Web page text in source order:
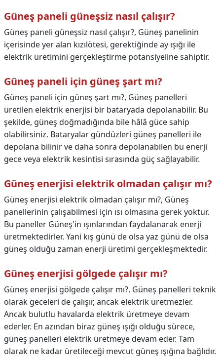
Güneş paneli güneşsiz nasıl çalışır?
Güneş paneli güneşsiz nasıl çalışır?, Güneş panelinin
içerisinde yer alan kızılötesi, gerektiğinde ay ışığı ile
elektrik üretimini gerçekleştirme potansiyeline sahiptir.
Güneş paneli için güneş şart mı?
Güneş paneli için güneş şart mı?, Güneş panelleri
üretilen elektrik enerjisi bir bataryada depolanabilir. Bu
şekilde, güneş doğmadığında bile hâlâ güce sahip
olabilirsiniz. Bataryalar gündüzleri güneş panelleri ile
depolana bilinir ve daha sonra depolanabilen bu enerji
gece veya elektrik kesintisi sırasında güç sağlayabilir.
Güneş enerjisi elektrik olmadan çalışır mı?
Güneş enerjisi elektrik olmadan çalışır mı?, Güneş
panellerinin çalışabilmesi için ısı olmasına gerek yoktur.
Bu paneller Güneş'in ışınlarından faydalanarak enerji
üretmektedirler. Yani kış günü de olsa yaz günü de olsa
güneş olduğu zaman enerji üretimi gerçekleşmektedir.
Güneş enerjisi gölgede çalışır mı?
Güneş enerjisi gölgede çalışır mı?, Güneş panelleri teknik
olarak geceleri de çalışır, ancak elektrik üretmezler.
Ancak bulutlu havalarda elektrik üretmeye devam
ederler. En azından biraz güneş ışığı olduğu sürece,
güneş panelleri elektrik üretmeye devam eder. Tam
olarak ne kadar üretileceği mevcut güneş ışığına bağlıdır.